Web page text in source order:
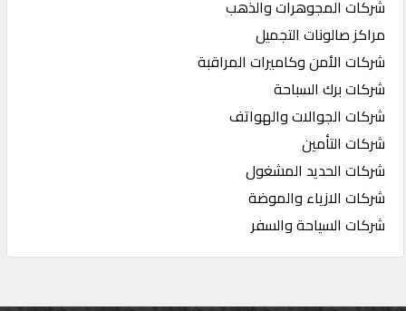
شركات المجوهرات والذهب
مراكز صالونات التجميل
شركات الأمن وكاميرات المراقبة
شركات برك السباحة
شركات الجوالات والهواتف
شركات التأمين
شركات الحديد المشغول
شركات الازياء والموضة
شركات السياحة والسفر